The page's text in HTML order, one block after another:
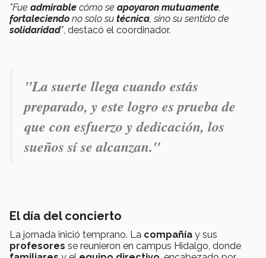
"Fue admirable cómo se apoyaron mutuamente,
fortaleciendo no solo su técnica, sino su sentido de
solidaridad", destacó el coordinador.
"La suerte llega cuando estás
preparado, y este logro es prueba de
que con esfuerzo y dedicación, los
sueños sí se alcanzan."
El día del concierto
La jornada inició temprano. La compañía y sus
profesores se reunieron en campus Hidalgo, donde